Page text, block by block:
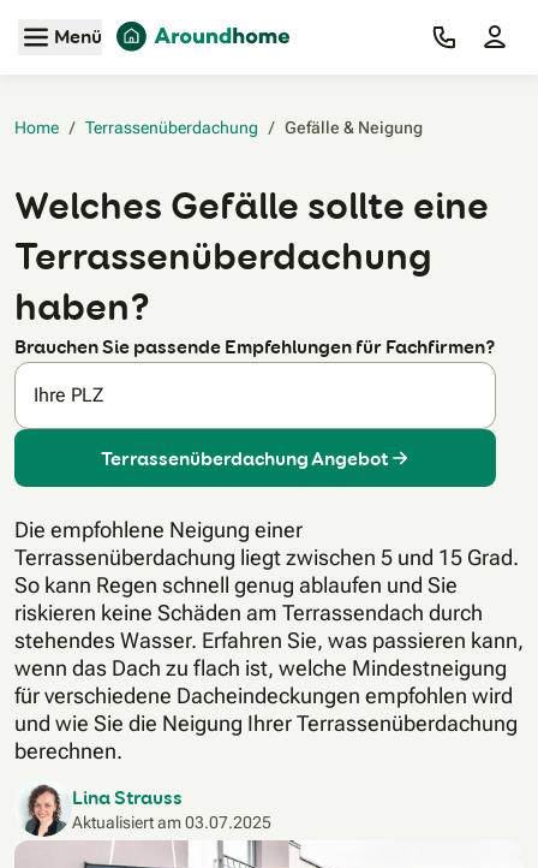
Zum Hauptinhalt
Menü
Home / Terrassenüberdachung / Gefälle & Neigung‎
Welches Gefälle sollte eine
Terrassenüberdachung
haben?
Brauchen Sie passende Empfehlungen für Fachfirmen?
Ihre PLZ
Terrassenüberdachung Angebot
Die empfohlene Neigung einer
Terrassenüberdachung liegt zwischen 5 und 15 Grad.
So kann Regen schnell genug ablaufen und Sie
riskieren keine Schäden am Terrassendach durch
stehendes Wasser. Erfahren Sie, was passieren kann,
wenn das Dach zu flach ist, welche Mindestneigung
für verschiedene Dacheindeckungen empfohlen wird
und wie Sie die Neigung Ihrer Terrassenüberdachung
berechnen.
Lina Strauss
Aktualisiert am 03.07.2025